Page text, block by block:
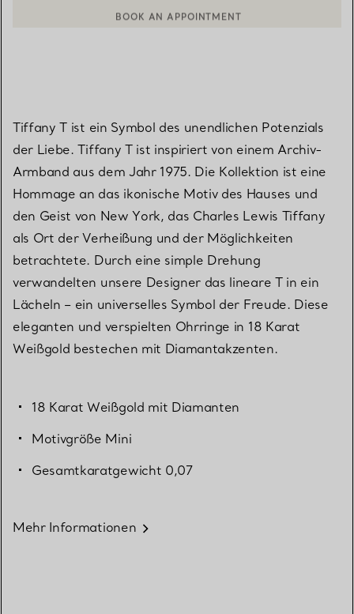
Tiffany T ist ein Symbol des unendlichen Potenzials
der Liebe. Tiffany T ist inspiriert von einem Archiv-
Armband aus dem Jahr 1975. Die Kollektion ist eine
Hommage an das ikonische Motiv des Hauses und
den Geist von New York, das Charles Lewis Tiffany
als Ort der Verheißung und der Möglichkeiten
betrachtete. Durch eine simple Drehung
verwandelten unsere Designer das lineare T in ein
Lächeln – ein universelles Symbol der Freude. Diese
eleganten und verspielten Ohrringe in 18 Karat
Weißgold bestechen mit Diamantakzenten.
18 Karat Weißgold mit Diamanten
Motivgröße Mini
Gesamtkaratgewicht 0,07
Mehr Informationen